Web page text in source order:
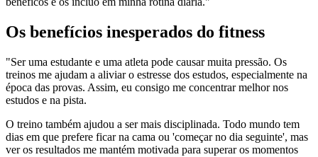
Os benefícios inesperados do fitness
"Ser uma estudante e uma atleta pode causar muita pressão. Os
treinos me ajudam a aliviar o estresse dos estudos, especialmente na
época das provas. Assim, eu consigo me concentrar melhor nos
estudos e na pista.
O treino também ajudou a ser mais disciplinada. Todo mundo tem
dias em que prefere ficar na cama ou 'começar no dia seguinte', mas
ver os resultados me mantém motivada para superar os momentos